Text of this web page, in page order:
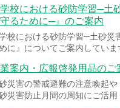
学校における砂防学習─土
るために─』のご案内
学校における砂防学習─土砂災
に』についてご案内していま
案内・広報啓発用品のご
災害の警戒避難の注意喚起や
災害防止月間の周知にご活用